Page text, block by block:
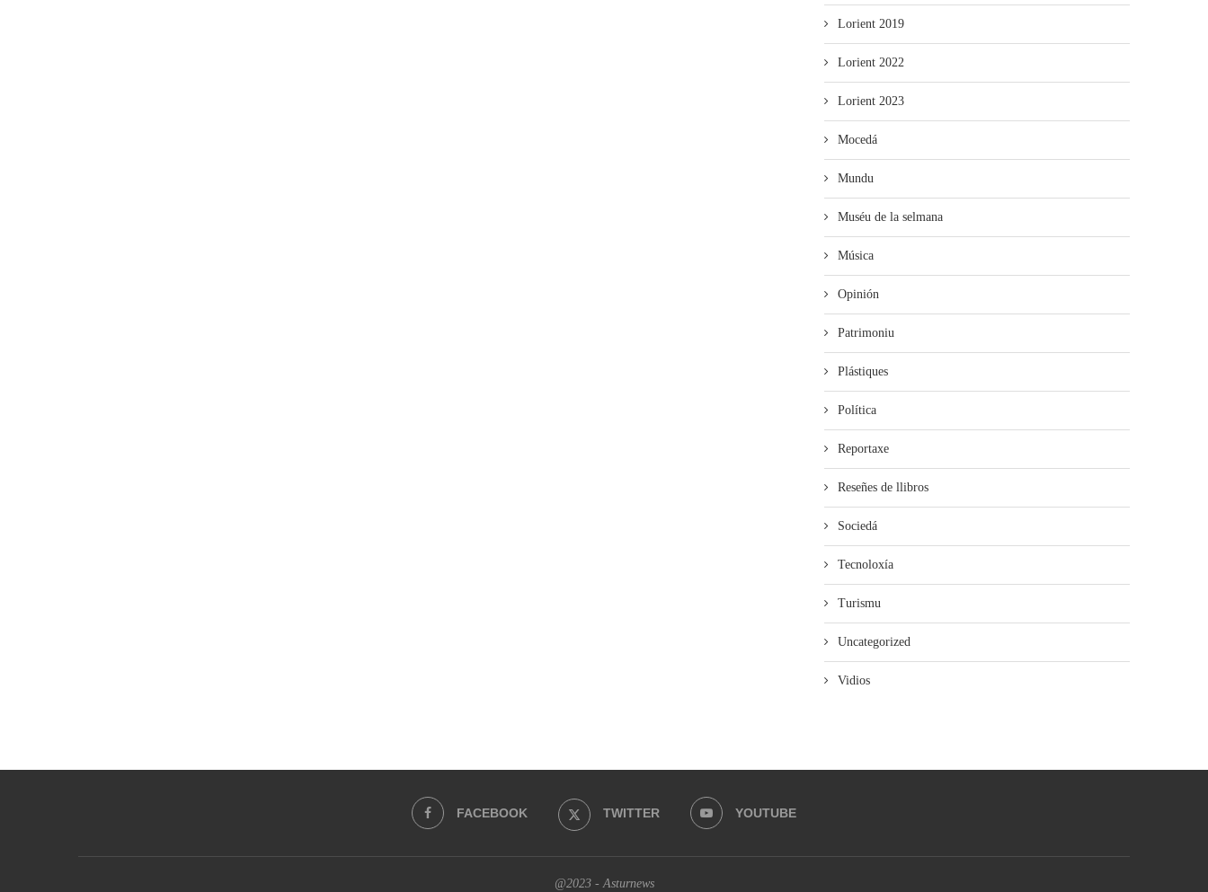
Lorient 2019
Lorient 2022
Lorient 2023
Mocedá
Mundu
Muséu de la selmana
Música
Opinión
Patrimoniu
Plástiques
Política
Reportaxe
Reseñes de llibros
Sociedá
Tecnoloxía
Turismu
Uncategorized
Vidios
FACEBOOK TWITTER YOUTUBE
@2023 - Asturnews